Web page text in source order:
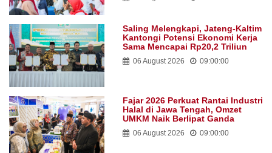
Saling Melengkapi, Jateng-Kaltim
Kantongi Potensi Ekonomi Kerja
Sama Mencapai Rp20,2 Triliun
06 August 2026 09:00:00
Fajar 2026 Perkuat Rantai Industri
Halal di Jawa Tengah, Omzet
UMKM Naik Berlipat Ganda
06 August 2026 09:00:00